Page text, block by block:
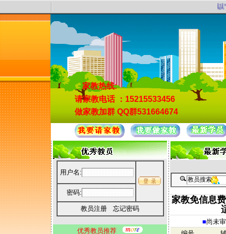
以
家教热线:
请家教电话 ：15215533456
做家教加群 QQ群531664674
用户名:
密码:
教员注册 忘记密码
优秀教员推荐
家教免信息
■尚未